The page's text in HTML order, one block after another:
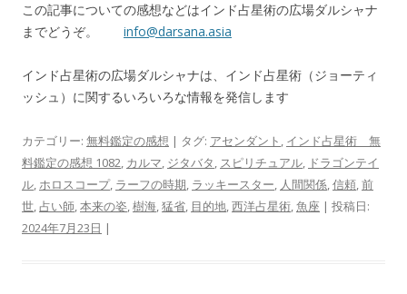
この記事についての感想などはインド占星術の広場ダルシャナ
までどうぞ。 info@darsana.asia
インド占星術の広場ダルシャナは、インド占星術（ジョーティ
ッシュ）に関するいろいろな情報を発信します
カテゴリー: 無料鑑定の感想 | タグ: アセンダント , インド占星術 無
料鑑定の感想 1082, カルマ, ジタバタ, スピリチュアル, ドラゴンテイ
ル,ホロスコープ, ラーフの時期, ラッキースター, 人間関係,信頼,前
世,占い師,本来の姿,樹海,猛省, 目的地,西洋占星術,魚座 | 投稿日:
2024年7月23日 |